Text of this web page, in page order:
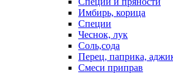
Имбирь, корица
Специи
Чеснок, лук
Соль,сода
Перец, паприка,
Смеси приправ